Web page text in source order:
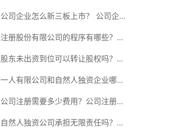
合什么要件？
么样？股份有限公司设立的注册条件
公司企业怎么新三板上市？ 公司企
业新三板上市的流程
注册股份有限公司的程序有哪些？注
册股份有限公司需要提交哪些材料？
股东未出资到位可以转让股权吗？股
东未出资到位能否分红？
一人有限公司和自然人独资企业哪个
好？一人公司设立条件有哪些？
公司注册需要多少费用？公司注册需
要准备什么材料？
自然人独资公司承担无限责任吗？有